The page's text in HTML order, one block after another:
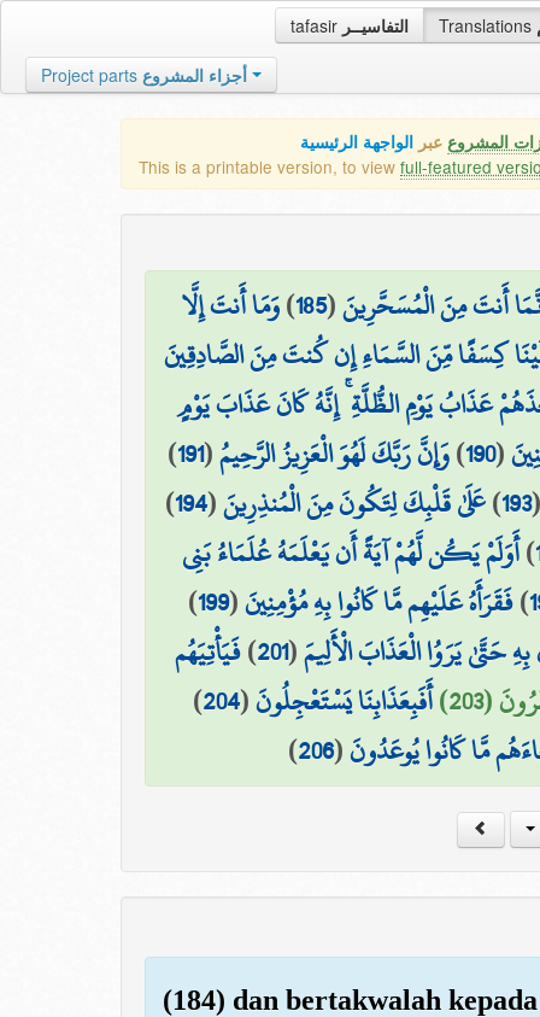
tafasir التفاسيــر Translations
Project parts أجزاء المشروع
المشروع عبر الواجهة الرئيسية
This is a printable version, to view full-featured
أَنتَ مِنَ الْمُسَحَّرِينَ(
185
)وَمَا أَنتَ إِلَّا
كِسَفًا مِّنَ السَّمَاءِ إِن كُنتَ مِنَ الصَّادِقِينَ
عَذَابُ يَوْمِ الظُّلَّةِ ۚ إِنَّهُ كَانَ عَذَابَ يَوْمٍ
(
190
)وَإِنَّ رَبَّكَ لَهُوَ الْعَزِيزُ الرَّحِيمُ(
191
)
193
)عَلَىٰ قَلْبِكَ لِتَكُونَ مِنَ الْمُنذِرِينَ(
194
)
)أَوَلَمْ يَكُن لَّهُمْ آيَةً أَن يَعْلَمَهُ عُلَمَاءُ بَنِي
)فَقَرَأَهُ عَلَيْهِم مَّا كَانُوا بِهِ مُؤْمِنِينَ(
199
)
حَتَّىٰ يَرَوُا الْعَذَابَ الْأَلِيمَ(
201
)فَيَأْتِيَهُم
(203)
أَفَبِعَذَابِنَا يَسْتَعْجِلُونَ(
204
)
مَّا كَانُوا يُوعَدُونَ(
206
)
(184) dan bertakwalah